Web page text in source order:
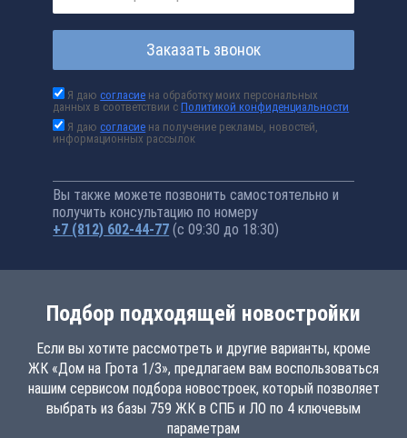
Заказать звонок
Я даюсогласие на обработку моих персональных
данных в соответствии сПолитикой конфиденциальности
Я даюсогласие на получение рекламы, новостей,
информационных рассылок
Вы также можете позвонить самостоятельно и
получить консультацию по номеру
+7 (812) 602-44-77 (с 09:30 до 18:30)
Подбор подходящей новостройки
Если вы хотите рассмотреть и другие варианты, кроме
ЖК «Дом на Грота 1/3», предлагаем вам воспользоваться
нашим сервисом подбора новостроек, который позволяет
выбрать из базы 759 ЖК в СПБ и ЛО по 4 ключевым
параметрам